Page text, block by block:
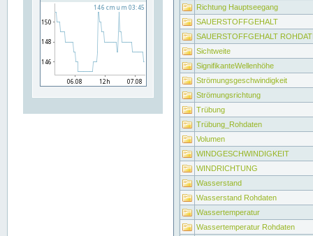
Richtung Hauptseegang
SAUERSTOFFGEHALT
SAUERSTOFFGEHALT
Sichtweite
SignifikanteWellenhöhe
Strömungsgeschwindigkeit
Strömungsrichtung
Trübung
Trübung_Rohdaten
Volumen
WINDGESCHWINDIGKEIT
WINDRICHTUNG
Wasserstand
Wasserstand Rohdaten
Wassertemperatur
Wassertemperatur Rohdaten